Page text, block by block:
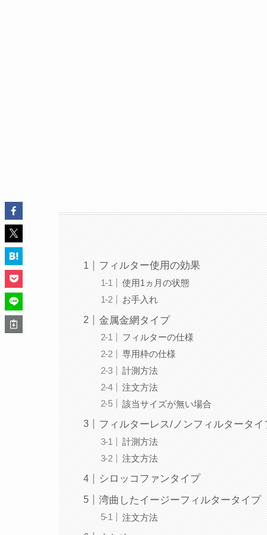
フィルター使用の効果
使用1ヵ月の状態
お手入れ
金属金網タイプ
フィルターの仕様
専用枠の仕様
計測方法
注文方法
該当サイズが無い場合
フィルターレス/ノンフィルタータイ
計測方法
注文方法
シロッコファンタイプ
湾曲したイージーフィルタータイプ
注文方法